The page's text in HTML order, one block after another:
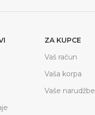
ZA KUPCE
Vaš račun
Vaša korpa
Vaše narudžbe